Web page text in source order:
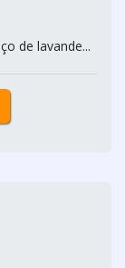
de lavande...